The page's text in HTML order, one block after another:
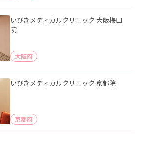
いびきメディカルクリニック 大阪梅田
院
大阪府
いびきメディカルクリニック 京都院
京都府